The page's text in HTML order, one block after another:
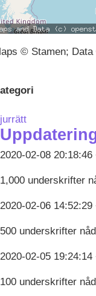
© Stamen;
2020-02-08 20:18:46
1,000 underskrifter
2020-02-06 14:52:29
500 underskrifter
2020-02-05 19:24:14
100 underskrifter